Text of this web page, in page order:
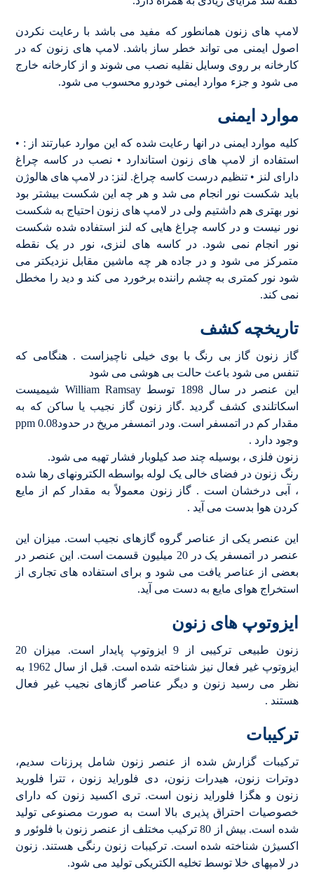
لامپ های زنون همانطور که مفید می باشد با رعایت نکردن
اصول ایمنی می تواند خطر ساز باشد. لامپ های زنون که در
کارخانه بر روی وسایل نقلیه نصب می شوند و از کارخانه خارج
می شود و جزء موارد ایمنی خودرو محسوب می شود.
موارد ایمنی
کلیه موارد ایمنی در انها رعایت شده که این موارد عبارتند از : •
استفاده از لامپ های زنون استاندارد • نصب در کاسه چراغ
دارای لنز • تنظیم درست کاسه چراغ. لنز: در لامپ های هالوژن
باید شکست نور انجام می شد و هر چه این شکست بیشتر بود
نور بهتری هم داشتیم ولی در لامپ های زنون احتیاج به شکست
نور نیست و در کاسه چراغ هایی که لنز استفاده شده شکست
نور انجام نمی شود. در کاسه های لنزی، نور در یک نقطه
متمرکز می شود و در جاده هر چه ماشین مقابل نزدیکتر می
شود نور کمتری به چشم راننده برخورد می کند و دید را مخطل
نمی کند.
تاریخچه کشف
گاز زنون گاز بی رنگ با بوی خیلی ناچیزاست . هنگامی که
تنفس می شود باعث حالت بی هوشی می شود
این عنصر در سال 1898 توسط William Ramsay شیمیست
اسکاتلندی کشف گردید .گاز زنون گاز نجیب یا ساکن که به
مقدار کم در اتمسفر است. ودر اتمسفر مریخ در حدودppm 0.08
وجود دارد .
زنون فلزی ، بوسیله چند صد کیلوبار فشار تهیه می شود.
رنگ زنون در فضای خالی یک لوله بواسطه الکترونهای رها شده
، آبی درخشان است . گاز زنون معمولاً به مقدار کم از مایع
کردن هوا بدست می آید .
این عنصر یکی از عناصر گروه گازهای نجیب است. میزان این
عنصر در اتمسفر یک در 20 میلیون قسمت است. این عنصر در
بعضی از عناصر یافت می شود و برای استفاده های تجاری از
استخراج هوای مایع به دست می آید.
ایزوتوپ های زنون
زنون طبیعی ترکیبی از 9 ایزوتوپ پایدار است. میزان 20
ایزوتوپ غیر فعال نیز شناخته شده است. قبل از سال 1962 به
نظر می رسید زنون و دیگر عناصر گازهای نجیب غیر فعال
هستند .
ترکیبات
ترکیبات گزارش شده از عنصر زنون شامل پرزنات سدیم،
دوترات زنون، هیدرات زنون، دی فلوراید زنون ، تترا فلورید
زنون و هگزا فلوراید زنون است. تری اکسید زنون که دارای
خصوصیات احتراق پذیری بالا است به صورت مصنوعی تولید
شده است. بیش از 80 ترکیب مختلف از عنصر زنون با فلوئور و
اکسیژن شناخته شده است. ترکیبات زنون رنگی هستند. زنون
در لامپهای خلا توسط تخلیه الکتریکی تولید می شود.